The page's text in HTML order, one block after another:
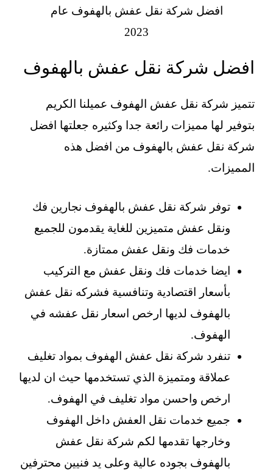
افضل شركة نقل عفش بالهفوف عام
2023
افضل شركة نقل عفش بالهفوف
تتميز شركة نقل عفش الهفوف عميلنا الكريم
بتوفير لها مميزات رائعة جدا وكثيره جعلتها افضل
شركة نقل عفش بالهفوف من افضل هذه
المميزات.
توفر شركة نقل عفش بالهفوف نجارين فك
ونقل عفش متميزين للغاية يقدمون للجميع
خدمات فك ونقل عفش ممتازة.
ايضا خدمات فك ونقل عفش مع التركيب
بأسعار اقتصادية وتنافسية فشركه نقل عفش
بالهفوف لديها ارخص اسعار نقل عفشه في
الهفوف.
تنفرد شركة نقل عفش الهفوف بمواد تغليف
عملاقة ومتميزة الذي تستخدمها حيث ان لديها
ارخص واحسن مواد تغليف في الهفوف.
جميع خدمات نقل العفش داخل الهفوف
وخارجها تقدمها لكم شركة نقل عفش
بالهفوف بجوده عالية وعلى يد فنيين محترفين